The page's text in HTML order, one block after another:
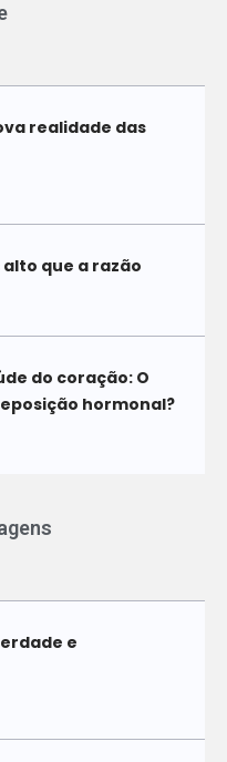
realidade das
que a razão
do coração: O
hormonal?
e